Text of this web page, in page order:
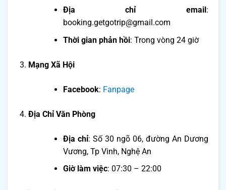
Địa chỉ email :
booking.getgotrip@gmail.com
Thời gian phản hồi: Trong vòng 24 giờ
Mạng Xã Hội
Facebook: Fanpage
Địa Chỉ Văn Phòng
Địa chỉ: Số 30 ngõ 06, đường An Dương
Vương, Tp Vinh, Nghệ An
Giờ làm việc: 07:30 – 22:00